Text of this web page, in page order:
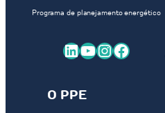
BLUES
Programa de planejamento energético
LinkedIn Youtube InstagramFacebook
O PPE